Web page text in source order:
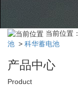
当前位置：
池 > 科华蓄电池
产品中心
Product